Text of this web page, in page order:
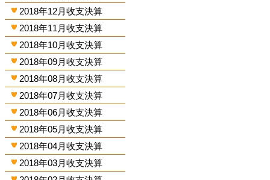
2018年12月收支決算
2018年11月收支決算
2018年10月收支決算
2018年09月收支決算
2018年08月收支決算
2018年07月收支決算
2018年06月收支決算
2018年05月收支決算
2018年04月收支決算
2018年03月收支決算